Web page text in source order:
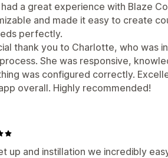
had a great experience with Blaze
and made it easy to create
perfectly.
thank you to Charlotte, who was
She was responsive,
was configured correctly.
overall. Highly recommended!
up and instillation we incredibly